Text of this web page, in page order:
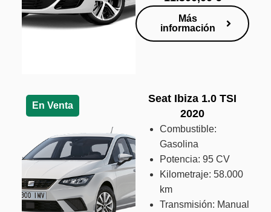
Más
información
En Venta
Seat Ibiza 1.0 TSI
2020
Combustible:
Gasolina
Potencia: 95 CV
Kilometraje: 58.000
km
Transmisión: Manual